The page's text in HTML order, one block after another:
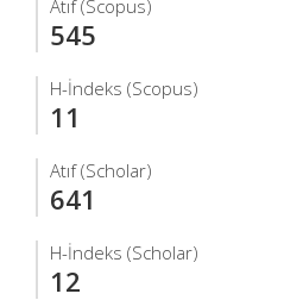
Atıf (Scopus)
545
H-İndeks (Scopus)
11
Atıf (Scholar)
641
H-İndeks (Scholar)
12